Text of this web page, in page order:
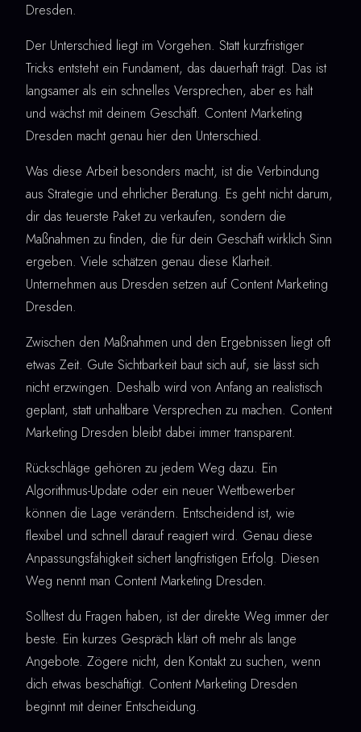
Dresden.
Der Unterschied liegt im Vorgehen. Statt kurzfristiger
Tricks entsteht ein Fundament, das dauerhaft trägt. Das ist
langsamer als ein schnelles Versprechen, aber es hält
und wächst mit deinem Geschäft. Content Marketing
Dresden macht genau hier den Unterschied.
Was diese Arbeit besonders macht, ist die Verbindung
aus Strategie und ehrlicher Beratung. Es geht nicht darum,
dir das teuerste Paket zu verkaufen, sondern die
Maßnahmen zu finden, die für dein Geschäft wirklich Sinn
ergeben. Viele schätzen genau diese Klarheit.
Unternehmen aus Dresden setzen auf Content Marketing
Dresden.
Zwischen den Maßnahmen und den Ergebnissen liegt oft
etwas Zeit. Gute Sichtbarkeit baut sich auf, sie lässt sich
nicht erzwingen. Deshalb wird von Anfang an realistisch
geplant, statt unhaltbare Versprechen zu machen. Content
Marketing Dresden bleibt dabei immer transparent.
Rückschläge gehören zu jedem Weg dazu. Ein
Algorithmus-Update oder ein neuer Wettbewerber
können die Lage verändern. Entscheidend ist, wie
flexibel und schnell darauf reagiert wird. Genau diese
Anpassungsfähigkeit sichert langfristigen Erfolg. Diesen
Weg nennt man Content Marketing Dresden.
Solltest du Fragen haben, ist der direkte Weg immer der
beste. Ein kurzes Gespräch klärt oft mehr als lange
Angebote. Zögere nicht, den Kontakt zu suchen, wenn
dich etwas beschäftigt. Content Marketing Dresden
beginnt mit deiner Entscheidung.